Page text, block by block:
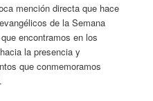
mención directa que hace
de la Semana
encontramos en los
la presencia y
que conmemoramos